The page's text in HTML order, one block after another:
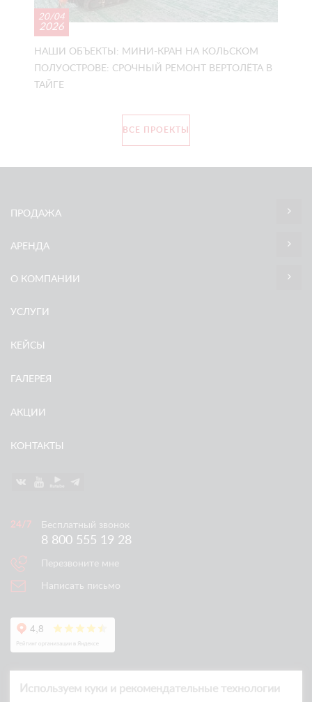
20/04
2026
НАШИ ОБЪЕКТЫ: МИНИ-КРАН НА КОЛЬСКОМ
ПОЛУОСТРОВЕ: СРОЧНЫЙ РЕМОНТ ВЕРТОЛЁТА В
ТАЙГЕ
ВСЕ ПРОЕКТЫ
ПРОДАЖА
АРЕНДА
О КОМПАНИИ
УСЛУГИ
КЕЙСЫ
ГАЛЕРЕЯ
АКЦИИ
КОНТАКТЫ
Бесплатный звонок
8 800 555 19 28
Перезвоните мне
Написать письмо
Используем куки и рекомендательные технологии